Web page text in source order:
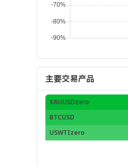
主要交易产品
XAUUSDzero
BTCUSD
USWTIzero